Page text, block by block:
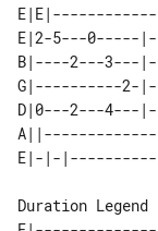
E|2-5---
B|----2---3---
G|----------2-
D|0---2---
Duration Legend